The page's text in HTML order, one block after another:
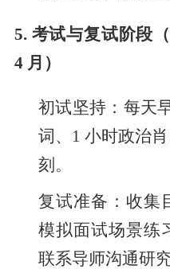
5. 考试与复试阶段
4 月）
初试坚持：每天
词、1 小时政治
刻。
复试准备：收集
模拟面试场景练
联系导师沟通研究